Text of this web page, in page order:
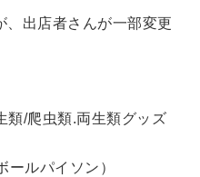
、出店者さんが一部変更
類/爬虫類.両生類グッズ
ルパイソン）